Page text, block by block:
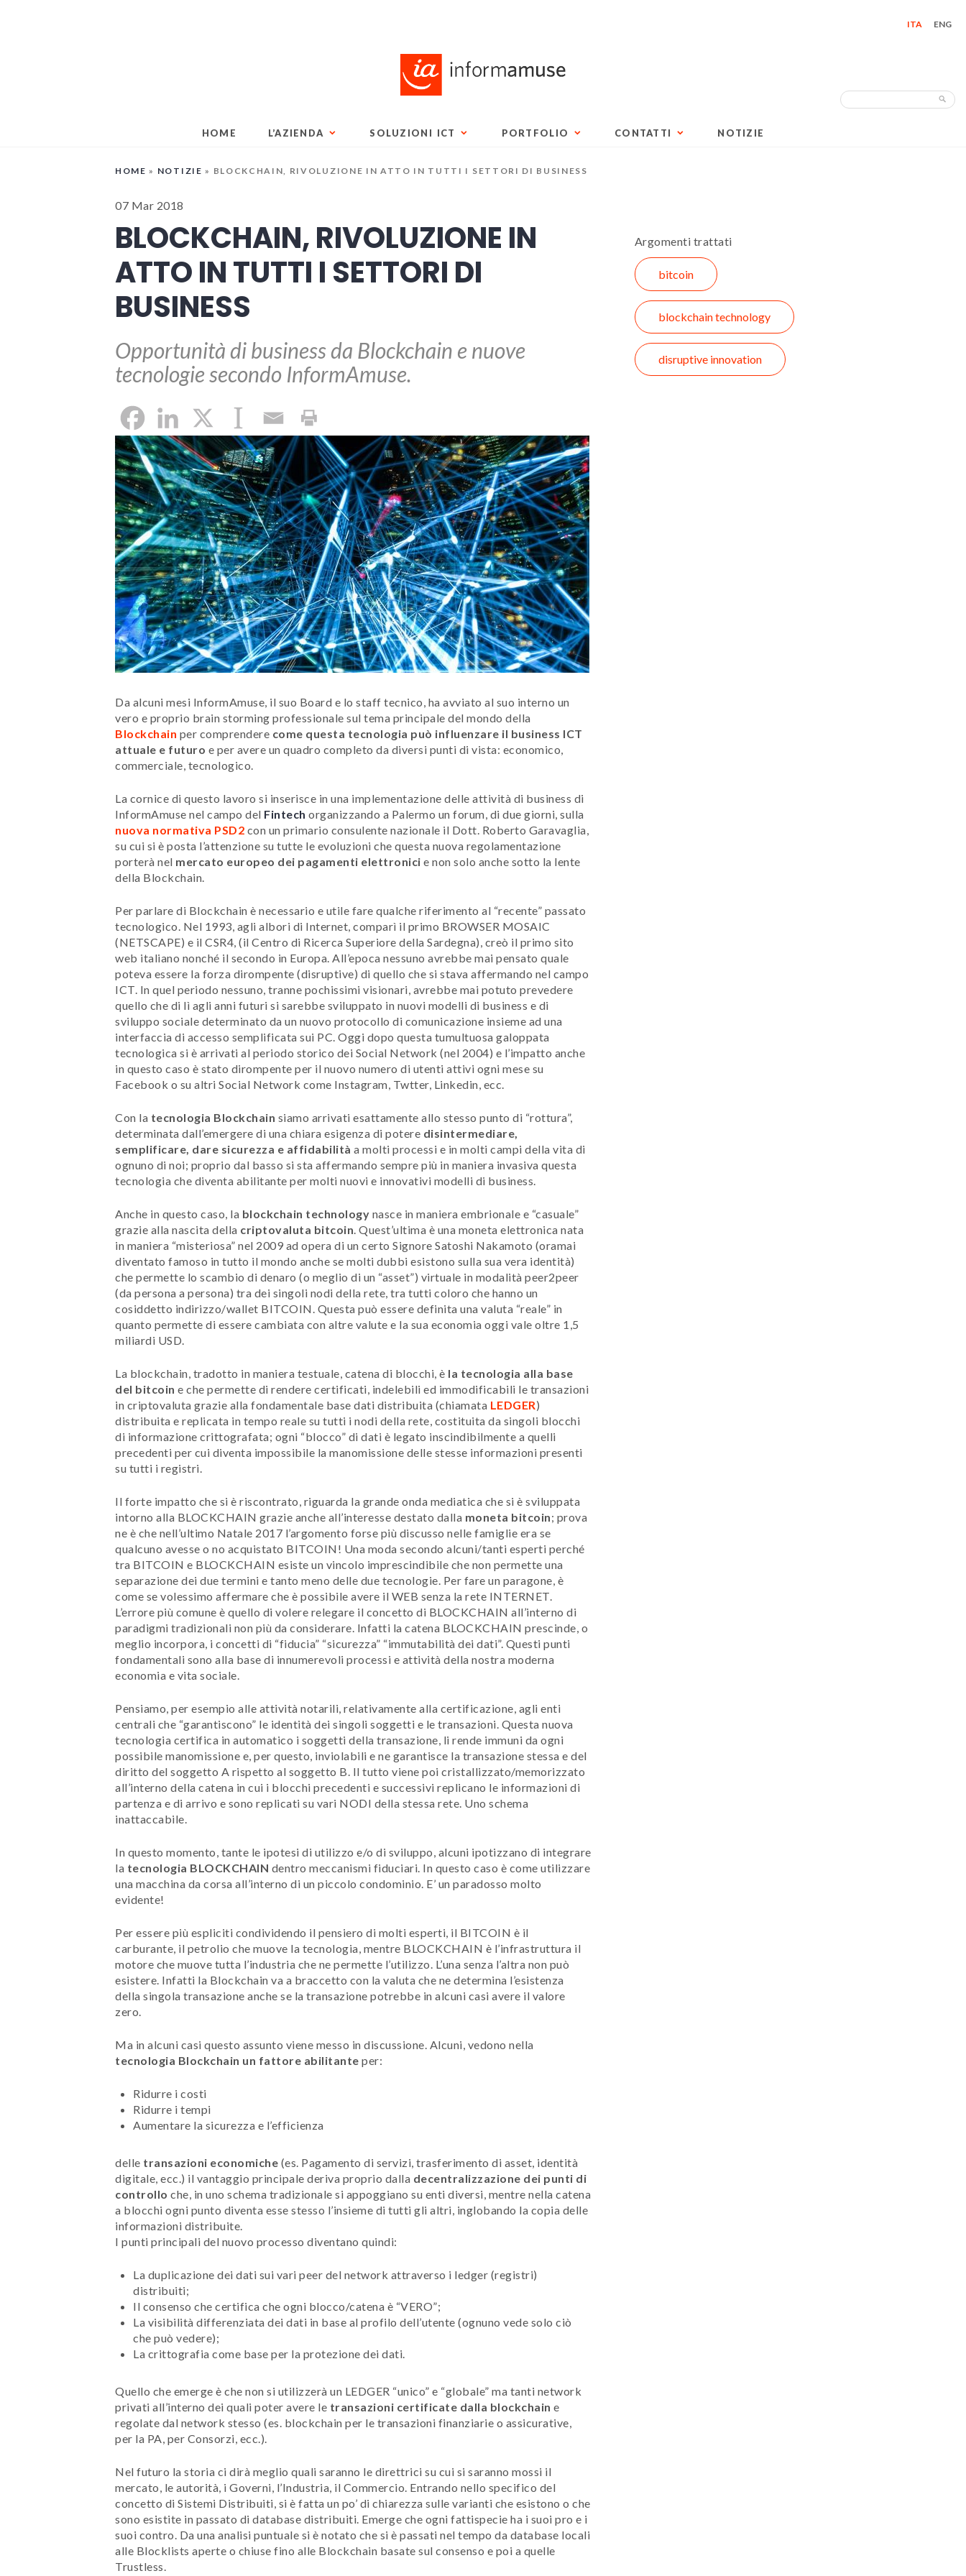
ITA ENG
HOME L’AZIENDA SOLUZIONI ICT PORTFOLIO CONTATTI NOTIZIE
Search
HOME » NOTIZIE » BLOCKCHAIN, RIVOLUZIONE IN ATTO IN TUTTI I SETTORI DI BUSINESS
07 Mar 2018
BLOCKCHAIN, RIVOLUZIONE IN
ATTO IN TUTTI I SETTORI DI
BUSINESS
Opportunità di business da Blockchain e nuove
tecnologie secondo InformAmuse.
Da alcuni mesi InformAmuse, il suo Board e lo staff tecnico, ha avviato al suo interno un
vero e proprio brain storming professionale sul tema principale del mondo della
Blockchain per comprendere come questa tecnologia può influenzare il business ICT
attuale e futuro e per avere un quadro completo da diversi punti di vista: economico,
commerciale, tecnologico.
La cornice di questo lavoro si inserisce in una implementazione delle attività di business di
InformAmuse nel campo del Fintech organizzando a Palermo un forum, di due giorni, sulla
nuova normativa PSD2 con un primario consulente nazionale il Dott. Roberto Garavaglia,
su cui si è posta l’attenzione su tutte le evoluzioni che questa nuova regolamentazione
porterà nel mercato europeo dei pagamenti elettronici e non solo anche sotto la lente
della Blockchain.
Per parlare di Blockchain è necessario e utile fare qualche riferimento al “recente” passato
tecnologico. Nel 1993, agli albori di Internet, comparì il primo BROWSER MOSAIC
(NETSCAPE) e il CSR4, (il Centro di Ricerca Superiore della Sardegna), creò il primo sito
web italiano nonché il secondo in Europa. All’epoca nessuno avrebbe mai pensato quale
poteva essere la forza dirompente (disruptive) di quello che si stava affermando nel campo
ICT. In quel periodo nessuno, tranne pochissimi visionari, avrebbe mai potuto prevedere
quello che di lì agli anni futuri si sarebbe sviluppato in nuovi modelli di business e di
sviluppo sociale determinato da un nuovo protocollo di comunicazione insieme ad una
interfaccia di accesso semplificata sui PC. Oggi dopo questa tumultuosa galoppata
tecnologica si è arrivati al periodo storico dei Social Network (nel 2004) e l’impatto anche
in questo caso è stato dirompente per il nuovo numero di utenti attivi ogni mese su
Facebook o su altri Social Network come Instagram, Twtter, Linkedin, ecc.
Con la tecnologia Blockchain siamo arrivati esattamente allo stesso punto di “rottura”,
determinata dall’emergere di una chiara esigenza di potere disintermediare,
semplificare, dare sicurezza e affidabilità a molti processi e in molti campi della vita di
ognuno di noi; proprio dal basso si sta affermando sempre più in maniera invasiva questa
tecnologia che diventa abilitante per molti nuovi e innovativi modelli di business.
Anche in questo caso, la blockchain technology nasce in maniera embrionale e “casuale”
grazie alla nascita della criptovaluta bitcoin . Quest’ultima è una moneta elettronica nata
in maniera “misteriosa” nel 2009 ad opera di un certo Signore Satoshi Nakamoto (oramai
diventato famoso in tutto il mondo anche se molti dubbi esistono sulla sua vera identità)
che permette lo scambio di denaro (o meglio di un “asset”) virtuale in modalità peer2peer
(da persona a persona) tra dei singoli nodi della rete, tra tutti coloro che hanno un
cosiddetto indirizzo/wallet BITCOIN. Questa può essere definita una valuta “reale” in
quanto permette di essere cambiata con altre valute e la sua economia oggi vale oltre 1,5
miliardi USD.
La blockchain, tradotto in maniera testuale, catena di blocchi, è la tecnologia alla base
del bitcoin e che permette di rendere certificati, indelebili ed immodificabili le transazioni
in criptovaluta grazie alla fondamentale base dati distribuita (chiamata LEDGER)
distribuita e replicata in tempo reale su tutti i nodi della rete, costituita da singoli blocchi
di informazione crittografata; ogni “blocco” di dati è legato inscindibilmente a quelli
precedenti per cui diventa impossibile la manomissione delle stesse informazioni presenti
su tutti i registri.
Il forte impatto che si è riscontrato, riguarda la grande onda mediatica che si è sviluppata
intorno alla BLOCKCHAIN grazie anche all’interesse destato dalla moneta bitcoin; prova
ne è che nell’ultimo Natale 2017 l’argomento forse più discusso nelle famiglie era se
qualcuno avesse o no acquistato BITCOIN! Una moda secondo alcuni/tanti esperti perché
tra BITCOIN e BLOCKCHAIN esiste un vincolo imprescindibile che non permette una
separazione dei due termini e tanto meno delle due tecnologie. Per fare un paragone, è
come se volessimo affermare che è possibile avere il WEB senza la rete INTERNET.
L’errore più comune è quello di volere relegare il concetto di BLOCKCHAIN all’interno di
paradigmi tradizionali non più da considerare. Infatti la catena BLOCKCHAIN prescinde, o
meglio incorpora, i concetti di “fiducia” “sicurezza” “immutabilità dei dati”. Questi punti
fondamentali sono alla base di innumerevoli processi e attività della nostra moderna
economia e vita sociale.
Pensiamo, per esempio alle attività notarili, relativamente alla certificazione, agli enti
centrali che “garantiscono” le identità dei singoli soggetti e le transazioni. Questa nuova
tecnologia certifica in automatico i soggetti della transazione, li rende immuni da ogni
possibile manomissione e, per questo, inviolabili e ne garantisce la transazione stessa e del
diritto del soggetto A rispetto al soggetto B. Il tutto viene poi cristallizzato/memorizzato
all’interno della catena in cui i blocchi precedenti e successivi replicano le informazioni di
partenza e di arrivo e sono replicati su vari NODI della stessa rete. Uno schema
inattaccabile.
In questo momento, tante le ipotesi di utilizzo e/o di sviluppo, alcuni ipotizzano di integrare
la tecnologia BLOCKCHAIN dentro meccanismi fiduciari. In questo caso è come utilizzare
una macchina da corsa all’interno di un piccolo condominio. E’ un paradosso molto
evidente!
Per essere più espliciti condividendo il pensiero di molti esperti, il BITCOIN è il
carburante, il petrolio che muove la tecnologia, mentre BLOCKCHAIN è l’infrastruttura il
motore che muove tutta l’industria che ne permette l’utilizzo. L’una senza l’altra non può
esistere. Infatti la Blockchain va a braccetto con la valuta che ne determina l’esistenza
della singola transazione anche se la transazione potrebbe in alcuni casi avere il valore
zero.
Ma in alcuni casi questo assunto viene messo in discussione. Alcuni, vedono nella
tecnologia Blockchain un fattore abilitante per:
Ridurre i costi
Ridurre i tempi
Aumentare la sicurezza e l’efficienza
delle transazioni economiche (es. Pagamento di servizi, trasferimento di asset, identità
digitale, ecc.) il vantaggio principale deriva proprio dalla decentralizzazione dei punti di
controllo che, in uno schema tradizionale si appoggiano su enti diversi, mentre nella catena
a blocchi ogni punto diventa esse stesso l’insieme di tutti gli altri, inglobando la copia delle
informazioni distribuite.
I punti principali del nuovo processo diventano quindi:
La duplicazione dei dati sui vari peer del network attraverso i ledger (registri)
distribuiti;
Il consenso che certifica che ogni blocco/catena è “VERO”;
La visibilità differenziata dei dati in base al profilo dell’utente (ognuno vede solo ciò
che può vedere);
La crittografia come base per la protezione dei dati.
Quello che emerge è che non si utilizzerà un LEDGER “unico” e “globale” ma tanti network
privati all’interno dei quali poter avere le transazioni certificate dalla blockchain e
regolate dal network stesso (es. blockchain per le transazioni finanziarie o assicurative,
per la PA, per Consorzi, ecc.).
Nel futuro la storia ci dirà meglio quali saranno le direttrici su cui si saranno mossi il
mercato, le autorità, i Governi, l’Industria, il Commercio. Entrando nello specifico del
concetto di Sistemi Distribuiti, si è fatta un po’ di chiarezza sulle varianti che esistono o che
sono esistite in passato di database distribuiti. Emerge che ogni fattispecie ha i suoi pro e i
suoi contro. Da una analisi puntuale si è notato che si è passati nel tempo da database locali
alle Blocklists aperte o chiuse fino alle Blockchain basate sul consenso e poi a quelle
Trustless.
Argomenti trattati
bitcoin
blockchain technology
disruptive innovation